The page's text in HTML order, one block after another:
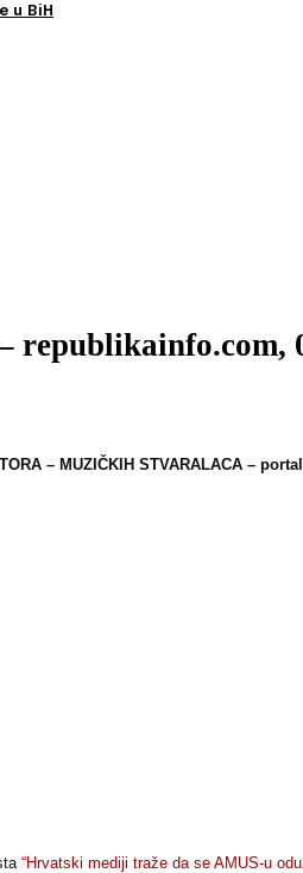
u BiH
– MUZIČKIH STVARALACA –
“Hrvatski mediji traže da se AMUS-u